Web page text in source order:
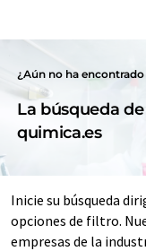
¿Aún no ha
La búsqueda
quimica.es
Inicie su búsqueda
opciones de filtro.
empresas de la